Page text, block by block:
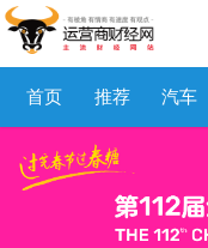
首页 推荐 汽车